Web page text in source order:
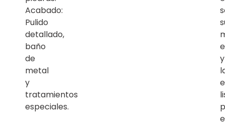
Acabado:
Pulido
detallado,
baño
de
metal
y
tratamientos
especiales.
y